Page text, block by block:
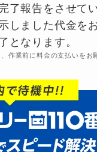
了報告をさせて
しました代金を
となります。
作業前に料金の支払いをお